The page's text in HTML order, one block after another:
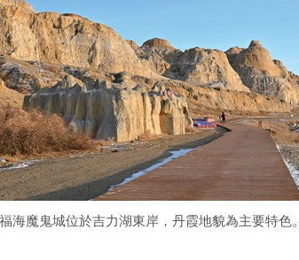
海魔鬼城位於吉力湖東岸，丹霞地貌為主要特色。